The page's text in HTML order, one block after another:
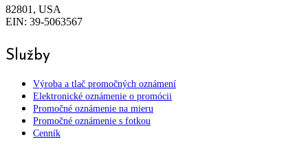
82801, USA
EIN: 39-5063567
Služby
Výroba a tlač promočných oznámení
Elektronické oznámenie o promócii
Promočné oznámenie na mieru
Promočné oznámenie s fotkou
Cenník